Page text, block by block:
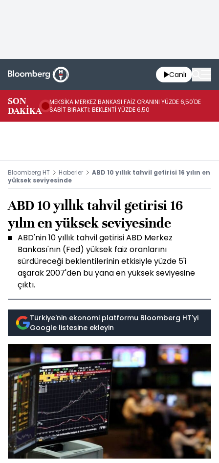
Canlı
SON
DAKİKA
MEKSİKA MERKEZ BANKASI FAİZ ORANINI YÜZDE 6,50'DE
SABİT BIRAKTI; BEKLENTİ YÜZDE 6,50
Bloomberg HT Haberler
ABD 10 yıllık tahvil getirisi 16 yılın en
yüksek seviyesinde
ABD 10 yıllık tahvil getirisi 16
yılın en yüksek seviyesinde
ABD'nin 10 yıllık tahvil getirisi ABD Merkez
Bankası'nın (Fed) yüksek faiz oranlarını
sürdüreceği beklentilerinin etkisiyle yüzde 5'i
aşarak 2007'den bu yana en yüksek seviyesine
çıktı.
Türkiye'nin ekonomi platformu Bloomberg HT'yi
Google listesine ekleyin